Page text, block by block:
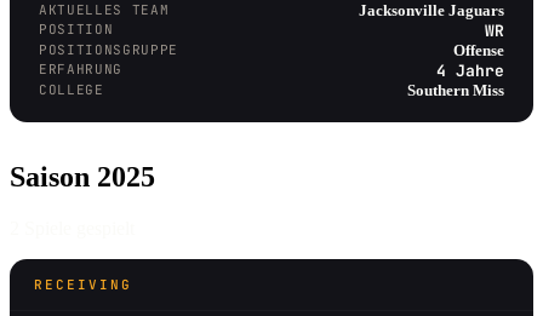
AKTUELLES TEAM Jacksonville Jaguars
POSITION WR
POSITIONSGRUPPE Offense
ERFAHRUNG 4 Jahre
COLLEGE Southern Miss
Saison 2025
RECEIVING